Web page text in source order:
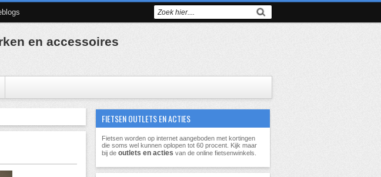
en accessoires
FIETSEN OUTLETS EN ACTIES
Fietsen worden op internet aangeboden met kortingen
die soms wel kunnen oplopen tot 60 procent . Kijk maar
bij de outlets en acties van de online fietsenwinkels.